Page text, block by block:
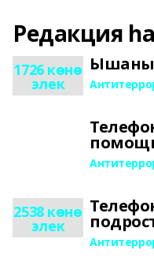
Редакция
1726 көнө
элек
2538 көнө
элек